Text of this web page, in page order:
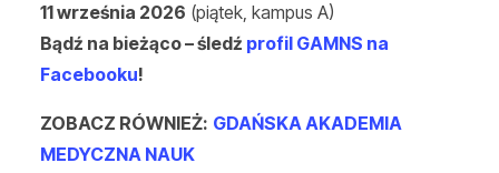
11 września 2026 (piątek, kampus A)
Bądź na bieżąco – śledź profil GAMNS na
Facebooku!
ZOBACZ RÓWNIEŻ: GDAŃSKA AKADEMIA
MEDYCZNA NAUK